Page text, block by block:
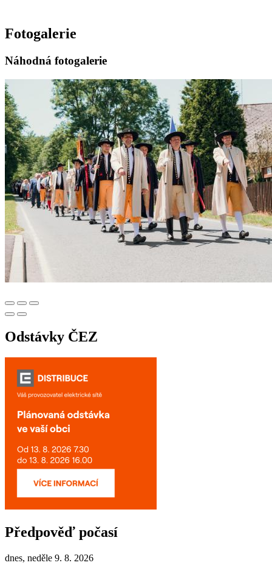
Fotogalerie
Náhodná fotogalerie
Odstávky ČEZ
Předpověď počasí
dnes, neděle 9. 8. 2026